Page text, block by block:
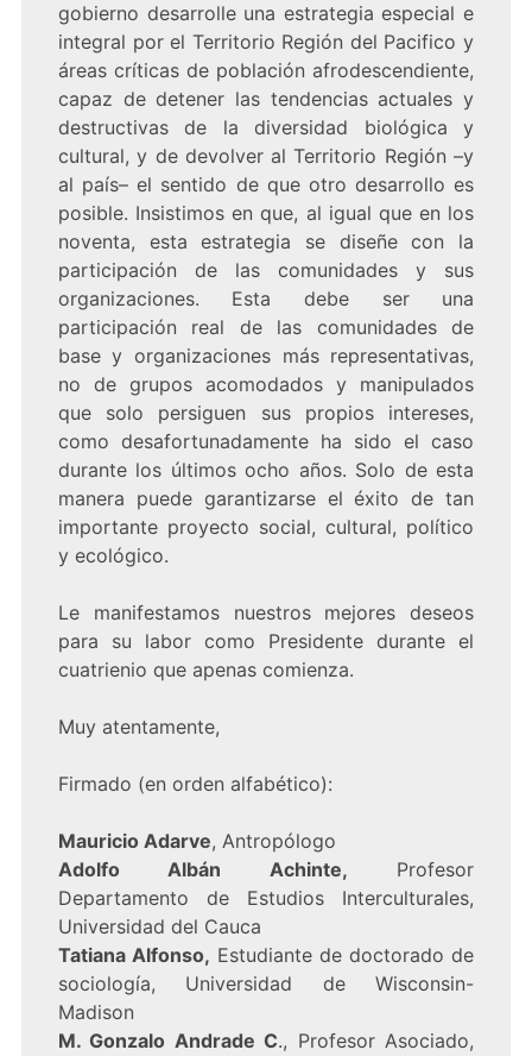
gobierno desarrolle una estrategia especial e
integral por el Territorio Región del Pacifico y
áreas críticas de población afrodescendiente,
capaz de detener las tendencias actuales y
destructivas de la diversidad biológica y
cultural, y de devolver al Territorio Región –y
al país– el sentido de que otro desarrollo es
posible. Insistimos en que, al igual que en los
noventa, esta estrategia se diseñe con la
participación de las comunidades y sus
organizaciones. Esta debe ser una
participación real de las comunidades de
base y organizaciones más representativas,
no de grupos acomodados y manipulados
que solo persiguen sus propios intereses,
como desafortunadamente ha sido el caso
durante los últimos ocho años. Solo de esta
manera puede garantizarse el éxito de tan
importante proyecto social, cultural, político
y ecológico.
Le manifestamos nuestros mejores deseos
para su labor como Presidente durante el
cuatrienio que apenas comienza.
Muy atentamente,
Firmado (en orden alfabético):
Mauricio Adarve, Antropólogo
Adolfo Albán Achinte, Profesor
Departamento de Estudios Interculturales,
Universidad del Cauca
Tatiana Alfonso, Estudiante de doctorado de
sociología, Universidad de Wisconsin-
Madison
M. Gonzalo Andrade C., Profesor Asociado,